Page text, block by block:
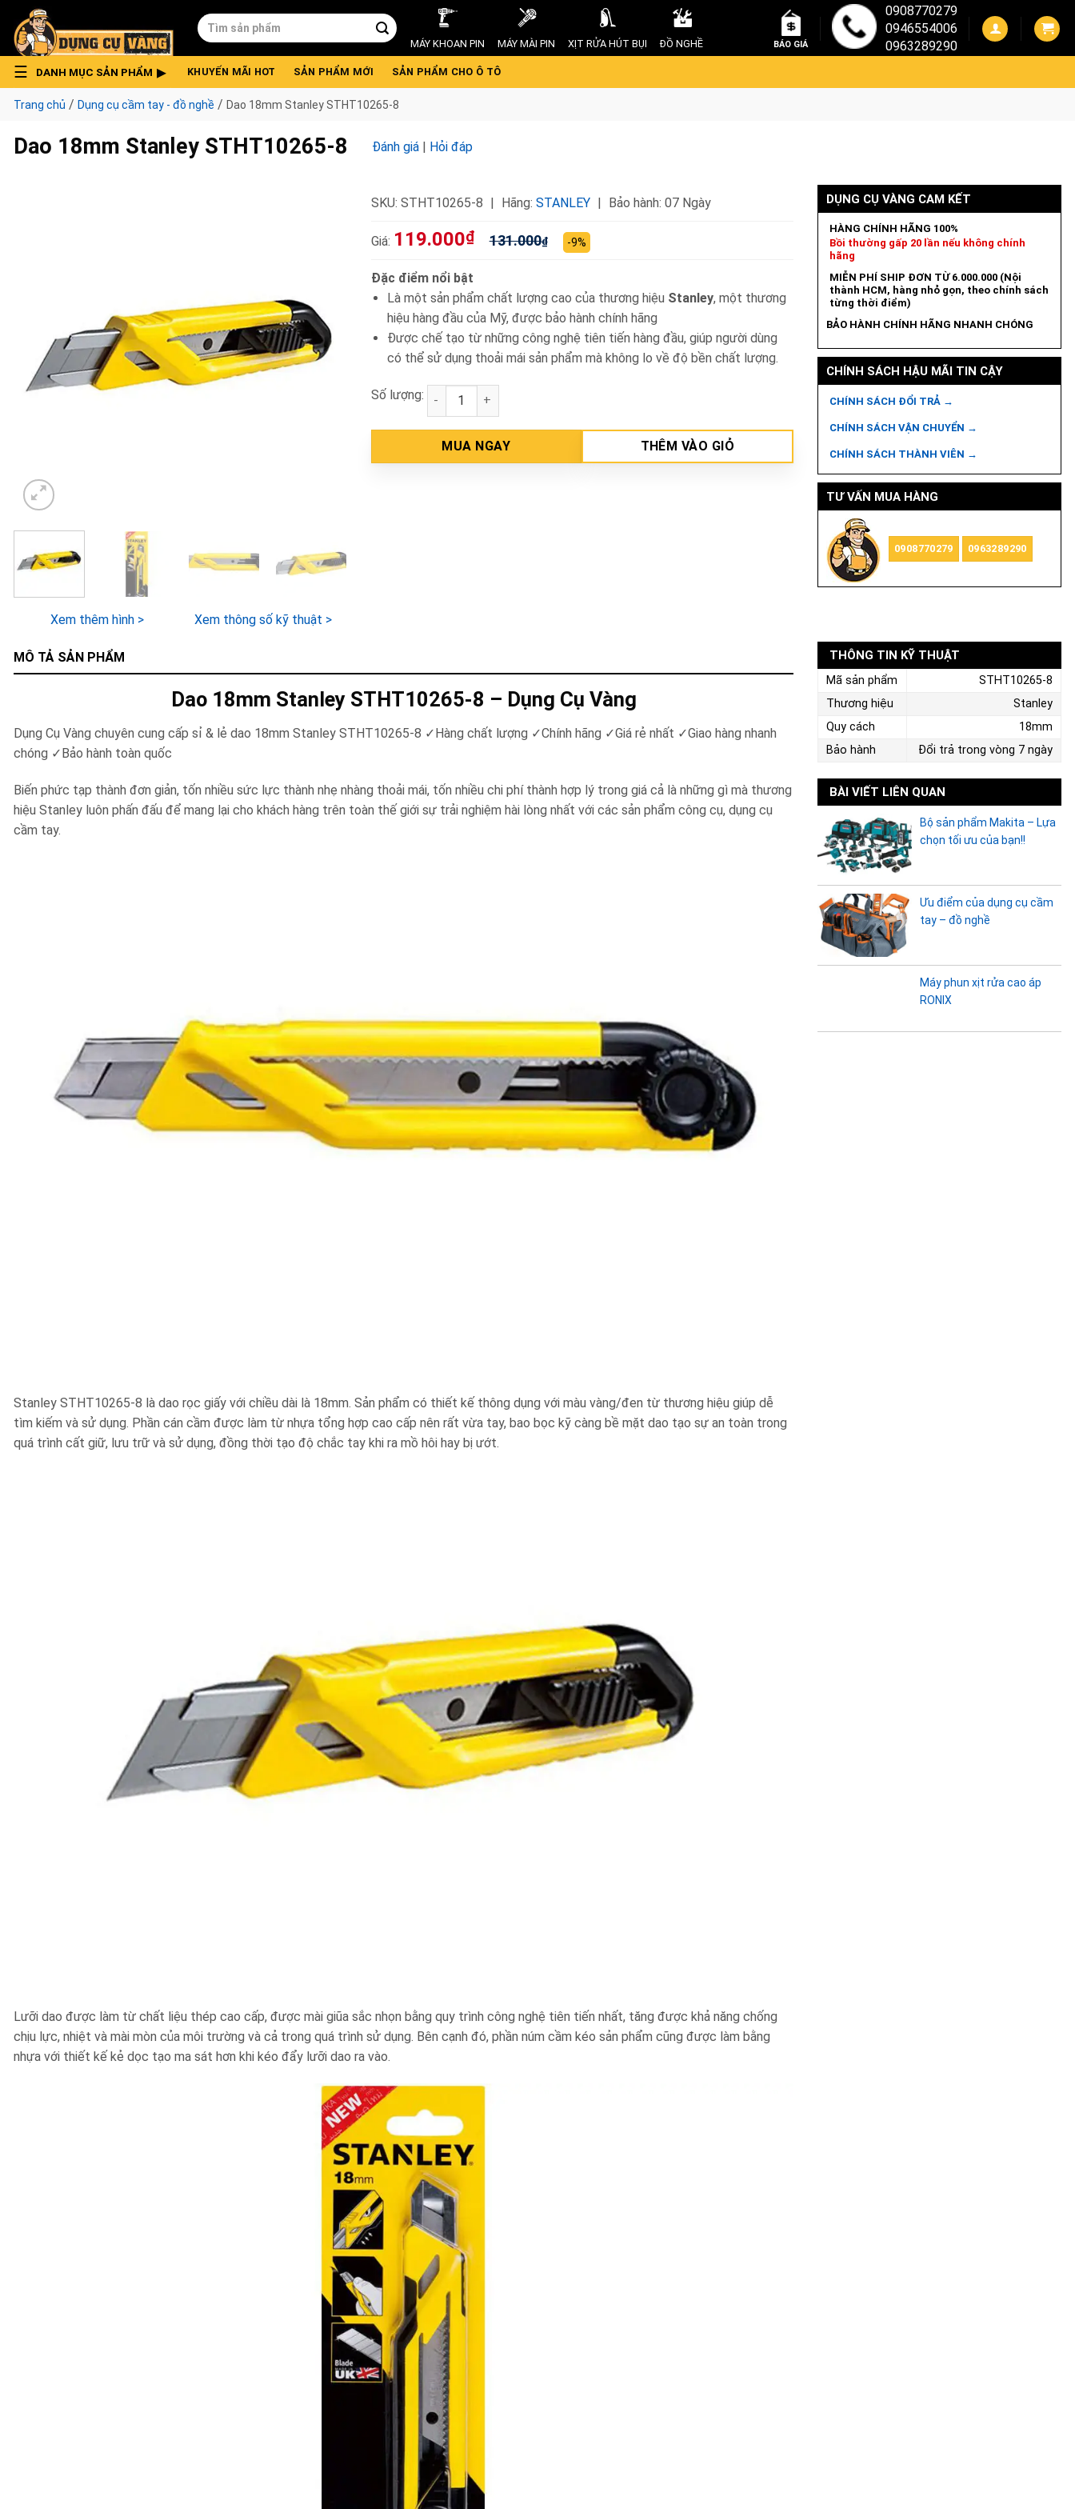
content
Tìm
kiếm:
MÁY KHOAN PIN MÁY MÀI PIN XỊT RỬA HÚT BỤI ĐỒ NGHỀ BÁO GIÁ
0908770279
0946554006
0963289290
DANH MỤC SẢN PHẨM KHUYẾN MÃI HOT SẢN PHẨM MỚI SẢN PHẨM CHO Ô TÔ
Trang chủ / Dụng cụ cầm tay - đồ nghề / Dao 18mm Stanley STHT10265-8
Dao 18mm Stanley STHT10265-8 Đánh giá | Hỏi đáp
Xem thêm hình > Xem thông số kỹ thuật >
SKU: STHT10265-8 Hãng: STANLEY Bảo hành: 07 Ngày
Giá: 119.000₫ 131.000₫ -9%
Đặc điểm nổi bật
Là một sản phẩm chất lượng cao của thương hiệu Stanley, một thương
hiệu hàng đầu của Mỹ, được bảo hành chính hãng
Được chế tạo từ những công nghệ tiên tiến hàng đầu, giúp người dùng
có thể sử dụng thoải mái sản phẩm mà không lo về độ bền chất lượng.
Số lượng: Dao 18mm Stanley STHT10265-8 số lượng
MUA NGAY THÊM VÀO GIỎ
DỤNG CỤ VÀNG CAM KẾT
HÀNG CHÍNH HÃNG 100%
Bồi thường gấp 20 lần nếu không chính
hãng
MIỄN PHÍ SHIP ĐƠN TỪ 6.000.000 (Nội
thành HCM, hàng nhỏ gọn, theo chính sách
từng thời điểm)
BẢO HÀNH CHÍNH HÃNG NHANH CHÓNG
CHÍNH SÁCH HẬU MÃI TIN CẬY
CHÍNH SÁCH ĐỔI TRẢ →
CHÍNH SÁCH VẬN CHUYỂN →
CHÍNH SÁCH THÀNH VIÊN →
TƯ VẤN MUA HÀNG
0908770279 0963289290
MÔ TẢ SẢN PHẨM
Dao 18mm Stanley STHT10265-8 – Dụng Cụ Vàng
Dụng Cụ Vàng chuyên cung cấp sỉ & lẻ dao 18mm Stanley STHT10265-8 ✓Hàng chất lượng ✓Chính hãng ✓Giá rẻ nhất ✓Giao hàng nhanh
chóng ✓Bảo hành toàn quốc
Biến phức tạp thành đơn giản, tốn nhiều sức lực thành nhẹ nhàng thoải mái, tốn nhiều chi phí thành hợp lý trong giá cả là những gì mà thương
hiệu Stanley luôn phấn đấu để mang lại cho khách hàng trên toàn thế giới sự trải nghiệm hài lòng nhất với các sản phẩm công cụ, dụng cụ
cầm tay.
Stanley STHT10265-8 là dao rọc giấy với chiều dài là 18mm. Sản phẩm có thiết kế thông dụng với màu vàng/đen từ thương hiệu giúp dễ
tìm kiếm và sử dụng. Phần cán cầm được làm từ nhựa tổng hợp cao cấp nên rất vừa tay, bao bọc kỹ càng bề mặt dao tạo sự an toàn trong
quá trình cất giữ, lưu trữ và sử dụng, đồng thời tạo độ chắc tay khi ra mồ hôi hay bị ướt.
Lưỡi dao được làm từ chất liệu thép cao cấp, được mài giũa sắc nhọn bằng quy trình công nghệ tiên tiến nhất, tăng được khả năng chống
chịu lực, nhiệt và mài mòn của môi trường và cả trong quá trình sử dụng. Bên cạnh đó, phần núm cầm kéo sản phẩm cũng được làm bằng
nhựa với thiết kế kẻ dọc tạo ma sát hơn khi kéo đẩy lưỡi dao ra vào.
THÔNG TIN KỸ THUẬT
Mã sản phẩm
STHT10265-8
Thương hiệu
Stanley
Quy cách
18mm
Bảo hành
Đổi trả trong vòng 7 ngày
BÀI VIẾT LIÊN QUAN
Bộ sản phẩm Makita – Lựa
chọn tối ưu của bạn!!
Ưu điểm của dụng cụ cầm
tay – đồ nghề
Máy phun xịt rửa cao áp
RONIX